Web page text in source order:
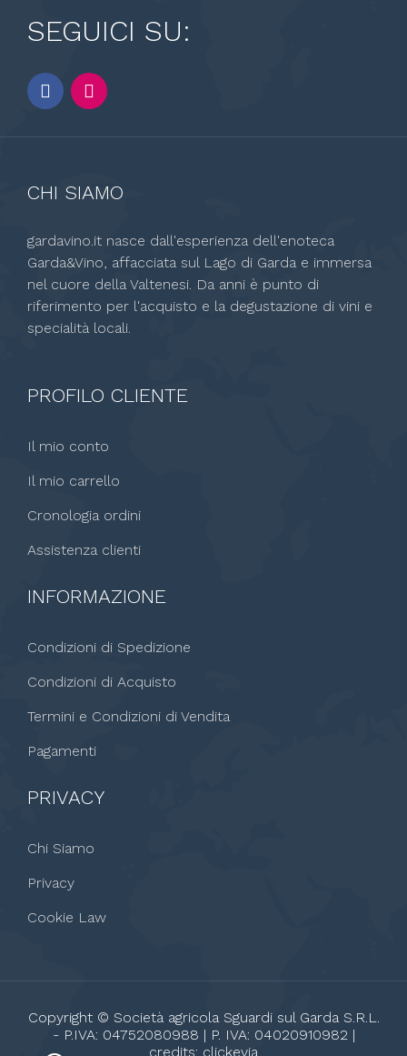
SEGUICI SU:
CHI SIAMO
gardavino.it nasce dall'esperienza dell'enoteca
Garda&Vino, affacciata sul Lago di Garda e immersa
nel cuore della Valtenesi. Da anni è punto di
riferimento per l'acquisto e la degustazione di vini e
specialità locali.
PROFILO CLIENTE
Il mio conto
Il mio carrello
Cronologia ordini
Assistenza clienti
INFORMAZIONE
Condizioni di Spedizione
Condizioni di Acquisto
Termini e Condizioni di Vendita
Pagamenti
PRIVACY
Chi Siamo
Privacy
Cookie Law
Copyright © Società agricola Sguardi sul Garda S.R.L.
- P.IVA: 04752080988 | P. IVA: 04020910982 |
credits: clickevia